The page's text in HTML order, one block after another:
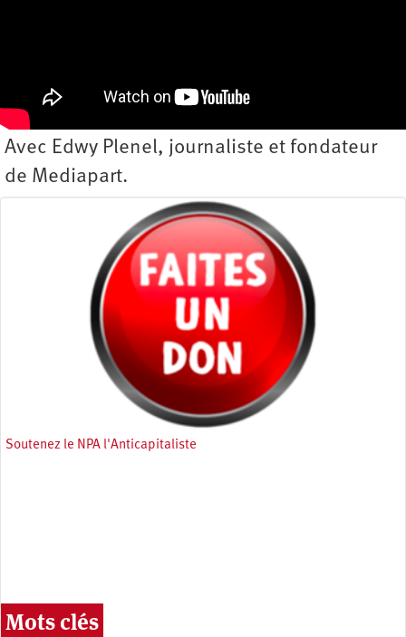
Avec Edwy Plenel, journaliste et fondateur
de Mediapart.
Soutenez le NPA l'Anticapitaliste
Mots clés